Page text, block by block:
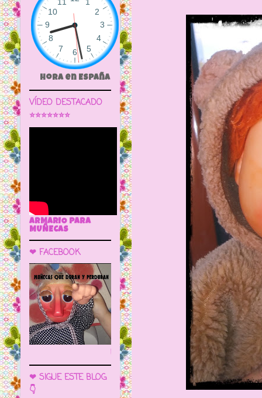
Hora en España
VÍDEO DESTACADO
⭐⭐⭐⭐⭐⭐⭐
ARMARIO PARA
MUÑECAS
❤ FACEBOOK
🌼 LA CUEVA DE LAS MUÑECAS
❤ SIGUE ESTE BLOG
👇